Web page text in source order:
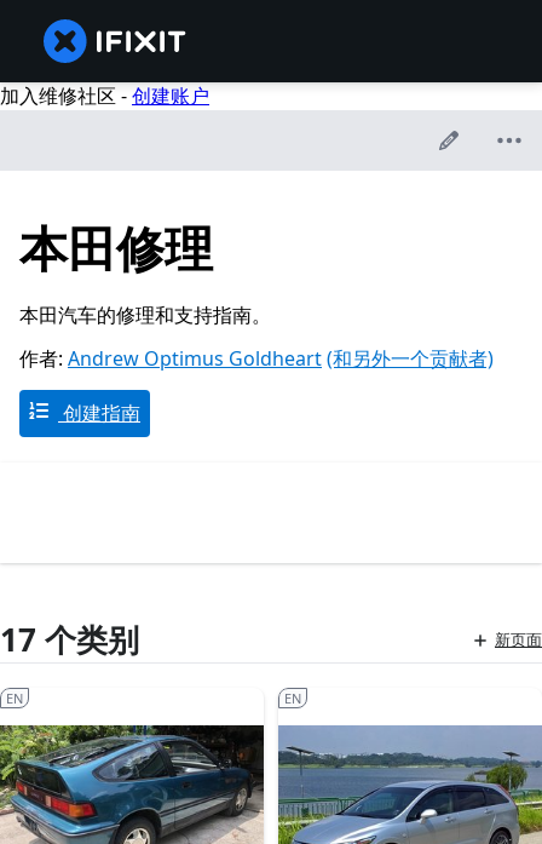
加入维修社区 -创建账户
本田修理
本田汽车的修理和支持指南。
作者: Andrew Optimus Goldheart(和另外一个贡献者)
创建指南
17 个类别 新页面
EN EN